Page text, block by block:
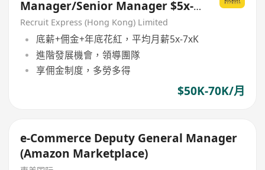
Manager/Senior Manager $5x-
6xK
Recruit Express (Hong Kong) Limited
底薪+佣金+年底花紅，平均月薪5x-7xK
進階發展機會，領導團隊
享佣金制度，多勞多得
$50K-70K/月
e-Commerce Deputy General Manager
(Amazon Marketplace)